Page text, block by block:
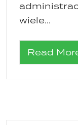
wiele...
Read